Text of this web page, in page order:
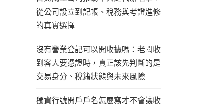
從公司設立到記帳、稅務與考證進修
的真實選擇
沒有營業登記可以開收據嗎：老闆收
到客人要憑證時，真正該先判斷的是
交易身分、稅籍狀態與未來風險
獨資行號開戶戶名怎麼寫才不會讓收